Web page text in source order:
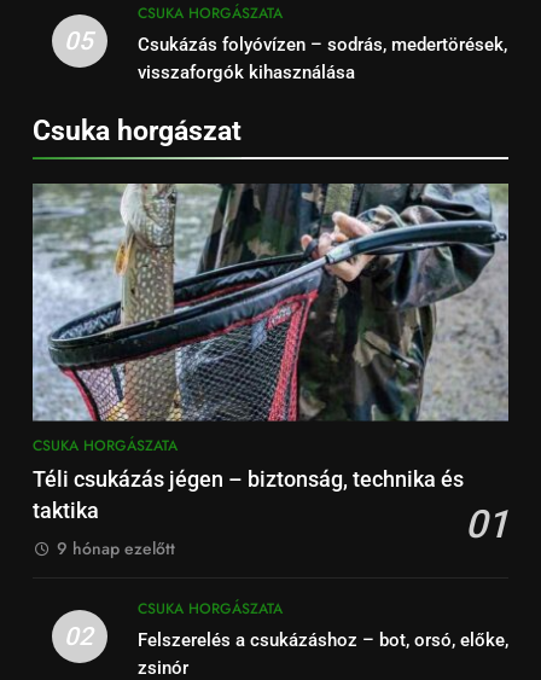
05
CSUKA HORGÁSZATA
Csukázás folyóvízen – sodrás, medertörések,
visszaforgók kihasználása
Csuka horgászat
CSUKA HORGÁSZATA
Téli csukázás jégen – biztonság, technika és
taktika
01
9 hónap ezelőtt
02
CSUKA HORGÁSZATA
Felszerelés a csukázáshoz – bot, orsó, előke,
zsinór